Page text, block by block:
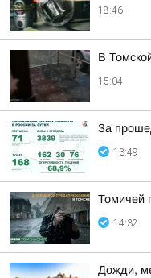
18:46
В
15:04
За
13:49
Томичей
14:32
Дожди,